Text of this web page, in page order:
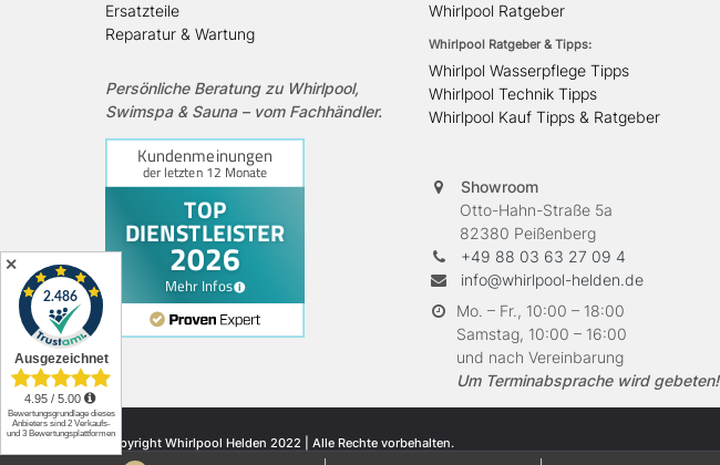
Ersatzteile
Reparatur & Wartung
Persönliche Beratung zu Whirlpool,
Swimspa & Sauna – vom Fachhändler.
Whirlpool Ratgeber
Whirlpool Ratgeber & Tipps:
Whirlpol Wasserpflege Tipps
Whirlpool Technik Tipps
Whirlpool Kauf Tipps & Ratgeber
Showroom
Otto-Hahn-Straße 5a
82380 Peißenberg
+49 88 03 63 27 09 4
info@whirlpool-helden.de
Mo. – Fr., 10:00 – 18:00
Samstag, 10:00 – 16:00
und nach Vereinbarung
Um Terminabsprache wird gebeten!
© Copyright Whirlpool Helden 2022 | Alle Rechte vorbehalten.
✕